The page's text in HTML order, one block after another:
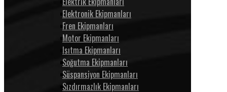
Elektronik Ekipmanları
Fren Ekipmanları
Motor Ekipmanları
Isıtma Ekipmanları
Soğutma Ekipmanları
Süspansiyon Ekipmanları
Sızdırmazlık Ekipmanları